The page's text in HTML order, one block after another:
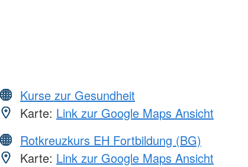
Kurse zur Gesundheit
Karte: Link zur Google Maps Ansicht
Rotkreuzkurs EH Fortbildung (BG)
Karte: Link zur Google Maps Ansicht